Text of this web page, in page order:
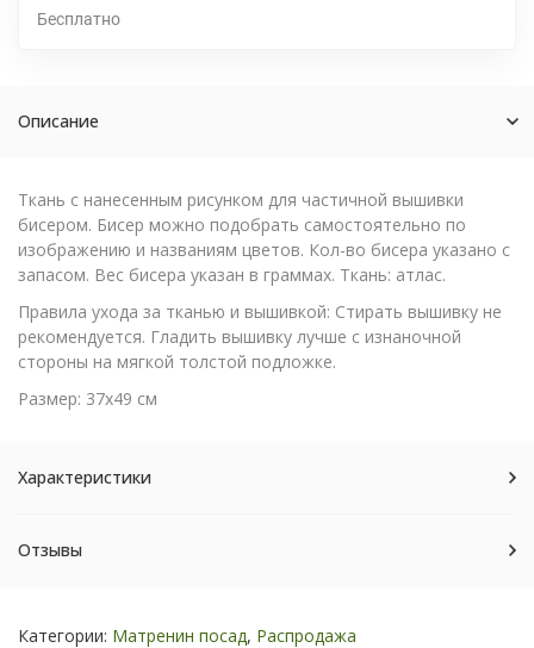
Бесплатно
Описание
Ткань с нанесенным рисунком для частичной вышивки
бисером. Бисер можно подобрать самостоятельно по
изображению и названиям цветов. Кол-во бисера указано с
запасом. Вес бисера указан в граммах. Ткань: атлас.
Правила ухода за тканью и вышивкой: Стирать вышивку не
рекомендуется. Гладить вышивку лучше с изнаночной
стороны на мягкой толстой подложке.
Размер: 37х49 см
Характеристики
Отзывы
Категории: Матренин посад, Распродажа